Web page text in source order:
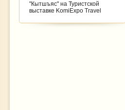
"Кытшъяс" на Туристской
выставке KomiExpo Travel